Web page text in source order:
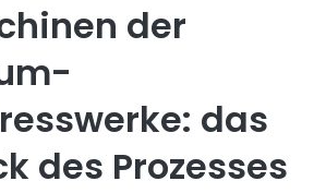
der
das
des Prozesses